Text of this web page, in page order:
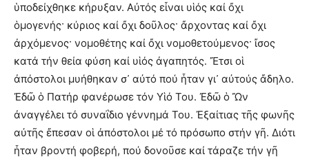
ὑποδείχθηκε κήρυξαν. Αὐτός εἶναι υἱός καί ὄχι
ὁμογενής· κύριος καί ὄχι δοῦλος· ἄρχοντας καί ὄχι
ἀρχόμενος· νομοθέτης καί ὄχι νομοθετούμενος· ἴσος
κατά τήν θεία φύση καί υἱός ἀγαπητός. Ἔτσι οἱ
ἀπόστολοι μυήθηκαν σ᾽ αὐτό πού ἦταν γι᾽ αὐτούς ἄδηλο.
Ἐδῶ ὁ Πατήρ φανέρωσε τόν Υἱό Του. Ἐδῶ ὁ Ὤν
ἀναγγέλει τό συναΐδιο γέννημά Του. Ἐξαίτιας τῆς φωνῆς
αὐτῆς ἔπεσαν οἱ ἀπόστολοι μέ τό πρόσωπο στήν γῆ. Διότι
ἦταν βροντή φοβερή, πού δονοῦσε καί τάραζε τήν γῆ